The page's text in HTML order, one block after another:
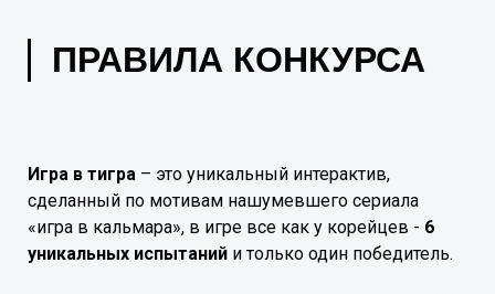
ПРАВИЛА КОНКУРСА
Игра в тигра – это уникальный интерактив,
сделанный по мотивам нашумевшего сериала
«игра в кальмара», в игре все как у корейцев - 6
уникальных испытаний и только один победитель.